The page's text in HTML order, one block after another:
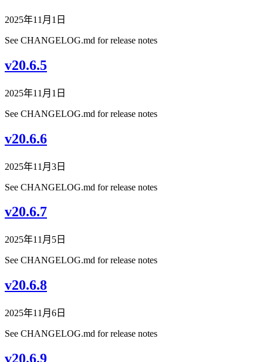
2025年11月1日
See CHANGELOG.md for release notes
v20.6.5
2025年11月1日
See CHANGELOG.md for release notes
v20.6.6
2025年11月3日
See CHANGELOG.md for release notes
v20.6.7
2025年11月5日
See CHANGELOG.md for release notes
v20.6.8
2025年11月6日
See CHANGELOG.md for release notes
v20.6.9